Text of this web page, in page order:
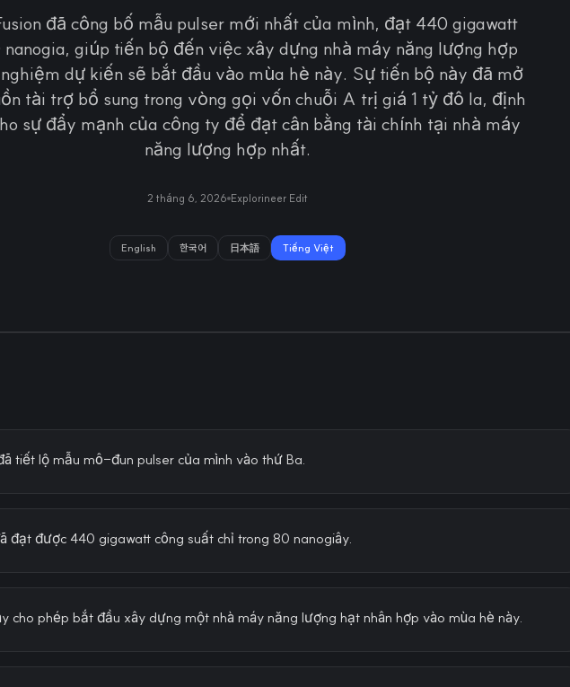
đã công bố mẫu pulser mới nhất của mình, đạt 440 gigawatt
nanogia, giúp tiến bộ đến việc xây dựng nhà máy năng lượng hợp
dự kiến sẽ bắt đầu vào mùa hè này. Sự tiến bộ này đã mở
tài trợ bổ sung trong vòng gọi vốn chuỗi A trị giá 1 tỷ đô la, định
sự đẩy mạnh của công ty để đạt cân bằng tài chính tại nhà máy
năng lượng hợp nhất.
2 tháng 6, 2026 Explorineer Edit
English 한국어 日本語 Tiếng Việt
tiết lộ mẫu mô-đun pulser của mình vào thứ Ba.
đạt được 440 gigawatt công suất chỉ trong 80 nanogiây.
cho phép bắt đầu xây dựng một nhà máy năng lượng hạt nhân hợp vào mùa hè này.